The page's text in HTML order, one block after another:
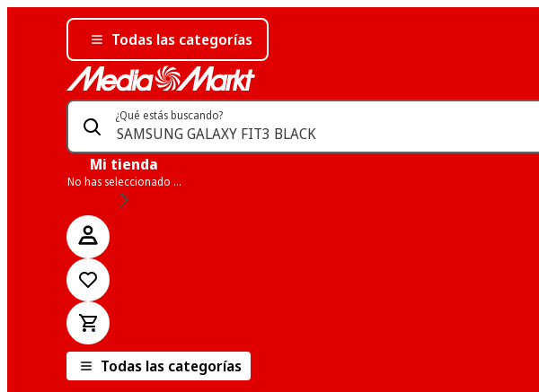
Todas las categorías
¿Qué estás buscando?
Mi tienda
No has seleccionado una tienda
Todas las categorías